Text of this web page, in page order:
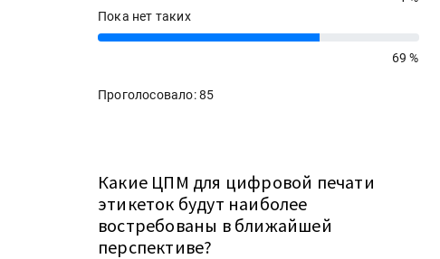
Пока нет таких
69%
69 %
Проголосовало: 85
Какие ЦПМ для цифровой печати
этикеток будут наиболее
востребованы в ближайшей
перспективе?